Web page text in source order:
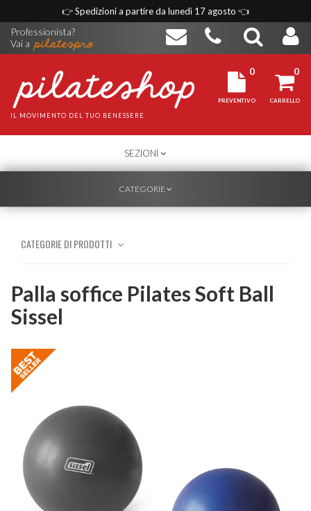
👉Spedizioni a partire da lunedì 17 agosto 👈
Professionista?
Vai a
IL MOVIMENTO DEL TUO BENESSERE
0
PREVENTIVO
0
CARRELLO
TOGGLE
NAVIGATION
SEZIONI
TOGGLE
CATEGORIE
CATEGORIE DI PRODOTTI
Palla soffice Pilates Soft Ball
Sissel